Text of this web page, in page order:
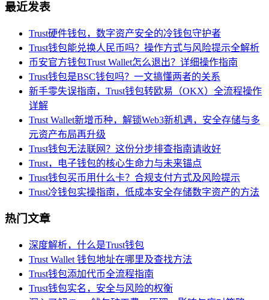
最近发表
Trust硬件钱包，数字资产安全的冷钱包守护者
Trust钱包能兑换人民币吗？操作方式与风险提示全解析
币安官方钱包Trust Wallet怎么退出？详细操作指南
Trust钱包是BSC钱包吗？一文搞懂两者的关系
新手零失误指南，Trust钱包转欧易（OKX）全流程操作
详解
Trust Wallet新增币种，解锁Web3新机遇，安全存储与多
元资产布局再升级
Trust钱包无法联网？这份分步排查指南请收好
Trust，电子钱包的核心生命力与未来锚点
Trust钱包买币用什么卡？合规支付方式及风险提示
Trust冷钱包实操指南，低成本安全存储数字资产的方法
热门文章
深度解析，什么是Trust钱包
Trust Wallet 钱包地址在哪里及查找方法
Trust钱包添加代币全流程指南
Trust钱包实名，安全与风险的权衡